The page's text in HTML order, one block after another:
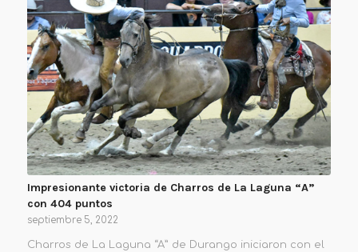
Impresionante victoria de Charros de La Laguna “A”
con 404 puntos
septiembre 5, 2022
Charros de La Laguna “A” de Durango iniciaron con el